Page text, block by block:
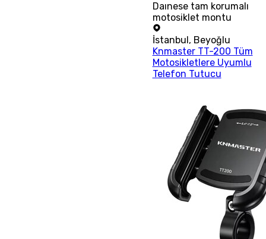
Daınese tam korumalı
motosiklet montu
İstanbul , Beyoğlu
Knmaster TT-200 Tüm
Motosikletlere Uyumlu
Telefon Tutucu